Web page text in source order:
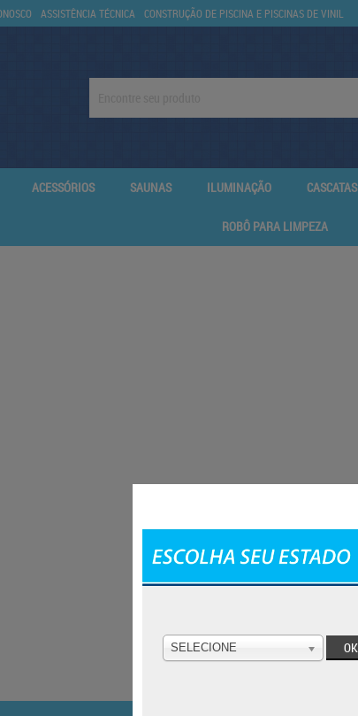
ASSISTÊNCIA TÉCNICA CONSTRUÇÃO DE PISCINA E PISCINAS DE VINIL
ACESSÓRIOS SAUNAS ILUMINAÇÃO CASCATAS
ROBÔ PARA LIMPEZA
SELECIONE